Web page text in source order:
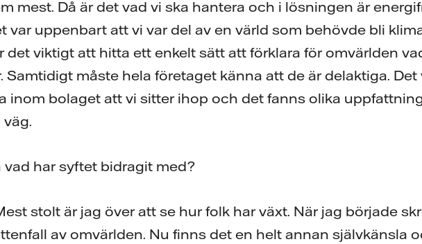
mest. Då är det vad vi ska hantera och i lösningen är
var uppenbart att vi var del av en värld som behövde bli
det viktigt att hitta ett enkelt sätt att förklara för omvärlden
Samtidigt måste hela företaget känna att de är delaktiga.
inom bolaget att vi sitter ihop och det fanns olika
väg.
vad har syftet bidragit med?
stolt är jag över att se hur folk har växt. När jag började
av omvärlden. Nu finns det en helt annan självkänsla